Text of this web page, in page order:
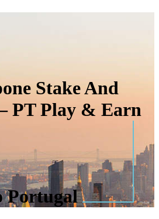
Stake And
PT Play & Earn
Portugal